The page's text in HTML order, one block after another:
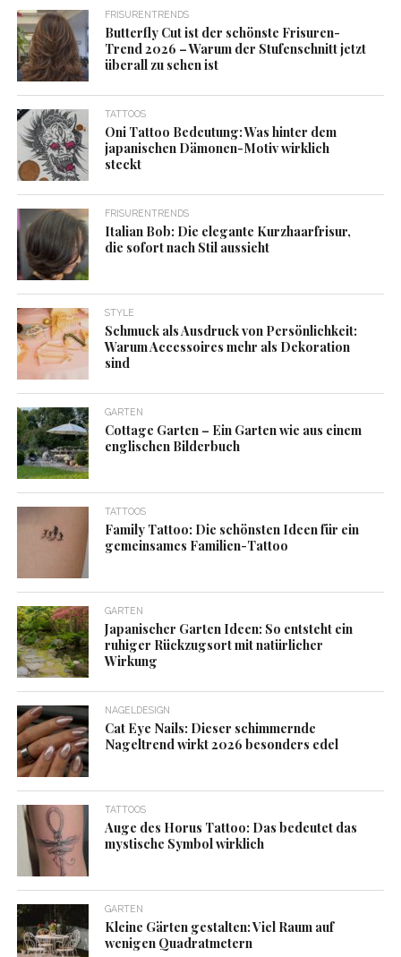
FRISURENTRENDS
Butterfly Cut ist der schönste Frisuren-
Trend 2026 – Warum der Stufenschnitt jetzt
überall zu sehen ist
TATTOOS
Oni Tattoo Bedeutung: Was hinter dem
japanischen Dämonen-Motiv wirklich
steckt
FRISURENTRENDS
Italian Bob: Die elegante Kurzhaarfrisur,
die sofort nach Stil aussieht
STYLE
Schmuck als Ausdruck von Persönlichkeit:
Warum Accessoires mehr als Dekoration
sind
GARTEN
Cottage Garten – Ein Garten wie aus einem
englischen Bilderbuch
TATTOOS
Family Tattoo: Die schönsten Ideen für ein
gemeinsames Familien-Tattoo
GARTEN
Japanischer Garten Ideen: So entsteht ein
ruhiger Rückzugsort mit natürlicher
Wirkung
NAGELDESIGN
Cat Eye Nails: Dieser schimmernde
Nageltrend wirkt 2026 besonders edel
TATTOOS
Auge des Horus Tattoo: Das bedeutet das
mystische Symbol wirklich
GARTEN
Kleine Gärten gestalten: Viel Raum auf
wenigen Quadratmetern